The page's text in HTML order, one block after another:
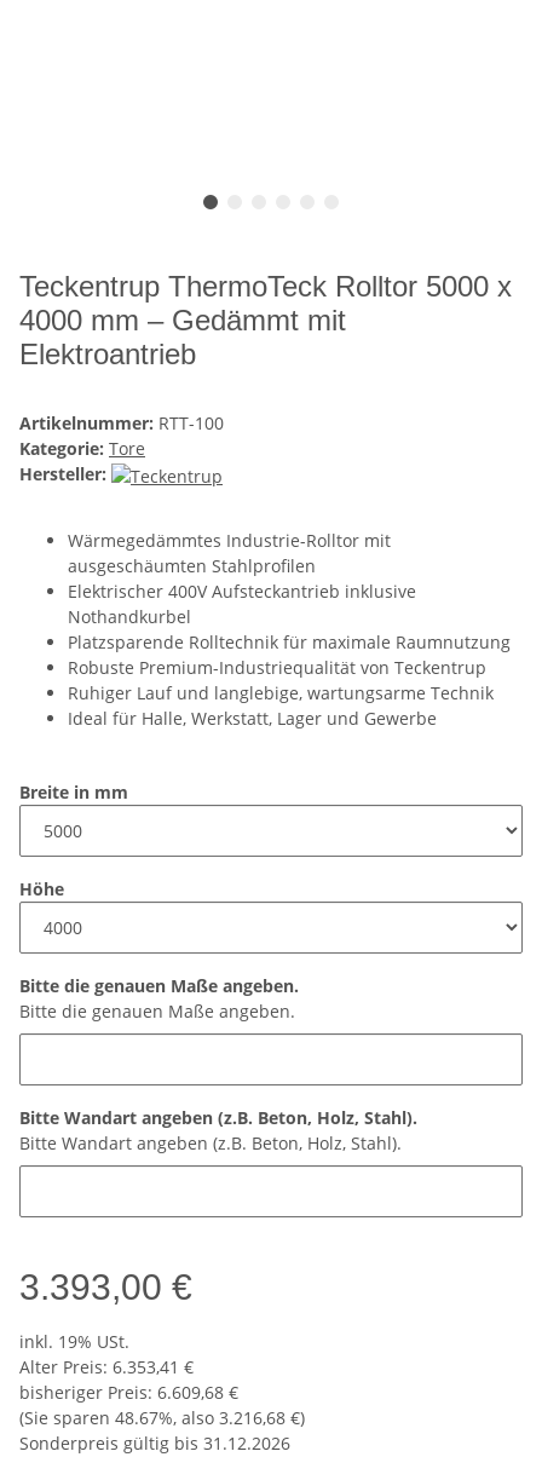
Teckentrup ThermoTeck Rolltor 5000 x
4000 mm – Gedämmt mit
Elektroantrieb
Artikelnummer: RTT-100
Kategorie: Tore
Hersteller:
Wärmegedämmtes Industrie-Rolltor mit
ausgeschäumten Stahlprofilen
Elektrischer 400V Aufsteckantrieb inklusive
Nothandkurbel
Platzsparende Rolltechnik für maximale Raumnutzung
Robuste Premium-Industriequalität von Teckentrup
Ruhiger Lauf und langlebige, wartungsarme Technik
Ideal für Halle, Werkstatt, Lager und Gewerbe
Breite in mm
Höhe
Bitte die genauen Maße angeben.
Bitte die genauen Maße angeben.
Bitte Wandart angeben (z.B. Beton, Holz, Stahl).
Bitte Wandart angeben (z.B. Beton, Holz, Stahl).
3.393,00 €
inkl. 19% USt.
Alter Preis: 6.353,41 €
bisheriger Preis: 6.609,68 €
(Sie sparen 48.67%, also 3.216,68 €)
Sonderpreis gültig bis 31.12.2026